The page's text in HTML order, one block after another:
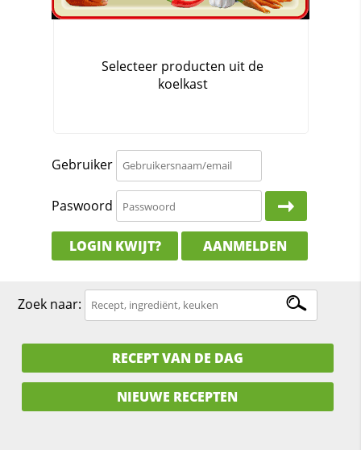
Gebruiker
Paswoord
LOGIN KWIJT? AANMELDEN
Zoek naar:
RECEPT VAN DE DAG
NIEUWE RECEPTEN